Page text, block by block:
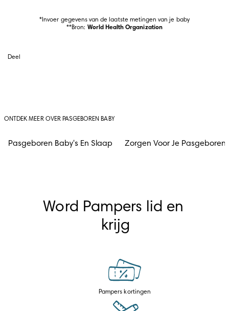
*Invoer gegevens van de laatste metingen van je baby
**Bron: World Health Organization
Deel
ONTDEK MEER OVER PASGEBOREN BABY
Pasgeboren Baby's En Slaap Zorgen Voor Je Pasgeboren
Word Pampers lid en
krijg
Pampers kortingen